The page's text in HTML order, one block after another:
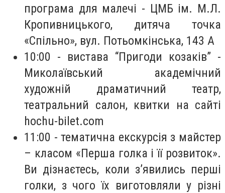
програма для малечі - ЦМБ ім. М.Л.
Кропивницького, дитяча точка
«Спільно», вул. Потьомкінська, 143 А
10:00 - вистава “Пригоди козаків” -
Миколаївський академічний
художній драматичний театр,
театральний салон, квитки на сайті
hochu-bilet.com
11:00 - тематична екскурсія з майстер
– класом «Перша голка і її розвиток».
Ви дізнаєтесь, коли з’явились перші
голки, з чого їх виготовляли у різні